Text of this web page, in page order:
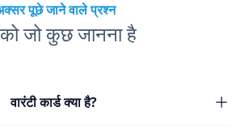
पूछे जाने वाले प्रश्न
जो कुछ जानना है
वारंटी कार्ड क्या है?